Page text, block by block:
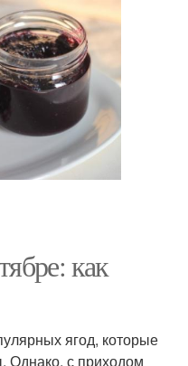
как
ягод, которые
Однако, с приходом